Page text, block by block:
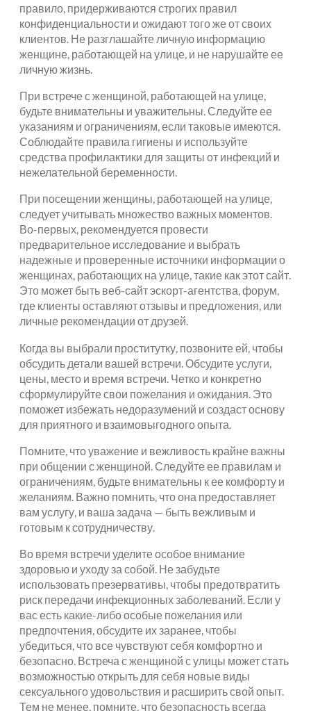
правило, придерживаются строгих правил
конфиденциальности и ожидают того же от своих
клиентов. Не разглашайте личную информацию
женщине, работающей на улице, и не нарушайте ее
личную жизнь.
При встрече с женщиной, работающей на улице,
будьте внимательны и уважительны. Следуйте ее
указаниям и ограничениям, если таковые имеются.
Соблюдайте правила гигиены и используйте
средства профилактики для защиты от инфекций и
нежелательной беременности.
При посещении женщины, работающей на улице,
следует учитывать множество важных моментов.
Во-первых, рекомендуется провести
предварительное исследование и выбрать
надежные и проверенные источники информации о
женщинах, работающих на улице, такие как этот сайт.
Это может быть веб-сайт эскорт-агентства, форум,
где клиенты оставляют отзывы и предложения, или
личные рекомендации от друзей.
Когда вы выбрали проститутку, позвоните ей, чтобы
обсудить детали вашей встречи. Обсудите услуги,
цены, место и время встречи. Четко и конкретно
сформулируйте свои пожелания и ожидания. Это
поможет избежать недоразумений и создаст основу
для приятного и взаимовыгодного опыта.
Помните, что уважение и вежливость крайне важны
при общении с женщиной. Следуйте ее правилам и
ограничениям, будьте внимательны к ее комфорту и
желаниям. Важно помнить, что она предоставляет
вам услугу, и ваша задача — быть вежливым и
готовым к сотрудничеству.
Во время встречи уделите особое внимание
здоровью и уходу за собой. Не забудьте
использовать презервативы, чтобы предотвратить
риск передачи инфекционных заболеваний. Если у
вас есть какие-либо особые пожелания или
предпочтения, обсудите их заранее, чтобы
убедиться, что все чувствуют себя комфортно и
безопасно. Встреча с женщиной с улицы может стать
возможностью открыть для себя новые виды
сексуального удовольствия и расширить свой опыт.
Тем не менее, помните, что безопасность всегда